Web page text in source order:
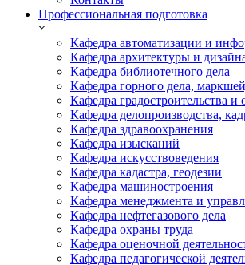
Профессиональная подготовка
Кафедра автоматизации и
Кафедра архитектуры и
Кафедра библиотечного дела
Кафедра горного дела,
Кафедра градостроительства и
Кафедра делопроизводства,
Кафедра здравоохранения
Кафедра изысканий
Кафедра искусствоведения
Кафедра кадастра, геодезии
Кафедра машиностроения
Кафедра менеджмента и
Кафедра нефтегазового дела
Кафедра охраны труда
Кафедра оценочной
Кафедра педагогической